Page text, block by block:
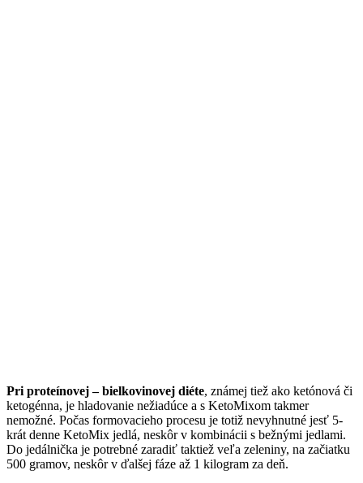
Pri proteínovej – bielkovinovej diéte, známej tiež ako ketónová či
ketogénna, je hladovanie nežiadúce a s KetoMixom takmer
nemožné. Počas formovacieho procesu je totiž nevyhnutné jesť 5-
krát denne KetoMix jedlá, neskôr v kombinácii s bežnými jedlami.
Do jedálnička je potrebné zaradiť taktiež veľa zeleniny, na začiatku
500 gramov, neskôr v ďalšej fáze až 1 kilogram za deň.